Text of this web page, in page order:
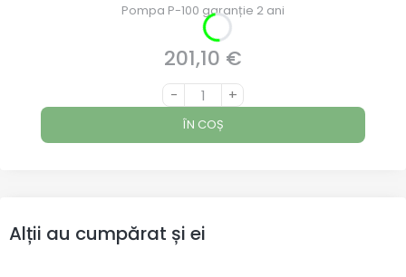
Pompa P-100 garanție 2 ani
Preț
201,10 €
- +
ÎN COȘ
Alții au cumpărat și ei